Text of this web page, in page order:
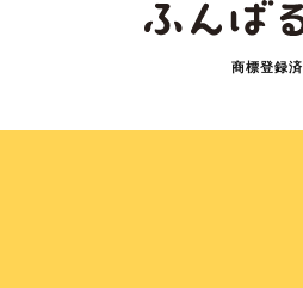
商標登録済